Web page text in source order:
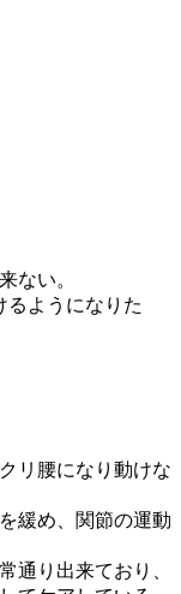
ない。
るようになりた
リ腰になり動けな
緩め、関節の運動
通り出来ており、